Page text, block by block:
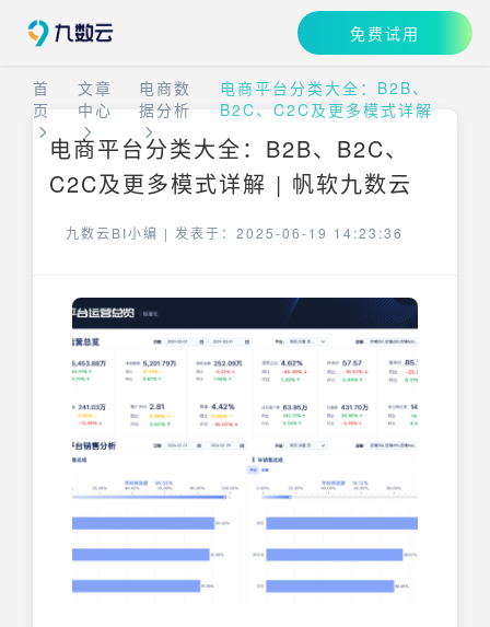
免费试用
首
页
文章
中心
电商数
据分析
电商平台分类大全：B2B、
B2C、C2C及更多模式详解
电商平台分类大全：B2B、B2C、
C2C及更多模式详解 | 帆软九数云
九数云BI小编 | 发表于：2025-06-19 14:23:36